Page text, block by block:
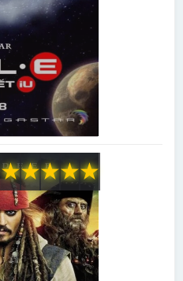
★
★
★
★
★